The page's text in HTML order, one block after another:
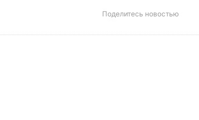
Поделитесь новостью